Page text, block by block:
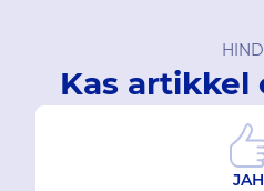
Kas artikkel
JAH